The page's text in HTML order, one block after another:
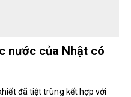
nước của Nhật có
đã tiệt trùng kết hợp với